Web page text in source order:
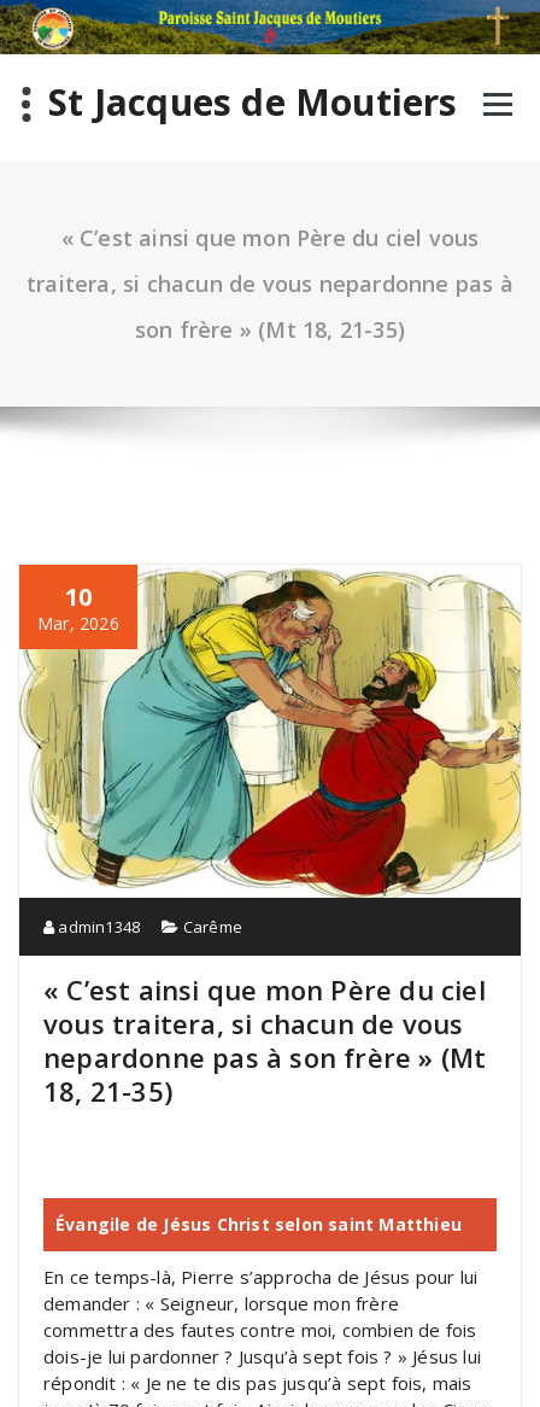
St Jacques de Moutiers
« C’est ainsi que mon Père du ciel vous
traitera, si chacun de vous nepardonne pas à
son frère » (Mt 18, 21-35)
10
Mar, 2026
admin1348 Carême
« C’est ainsi que mon Père du ciel
vous traitera, si chacun de vous
nepardonne pas à son frère » (Mt
18, 21-35)
Évangile de Jésus Christ selon saint Matthieu
En ce temps-là, Pierre s’approcha de Jésus pour lui
demander : « Seigneur, lorsque mon frère
commettra des fautes contre moi, combien de fois
dois-je lui pardonner ? Jusqu’à sept fois ? » Jésus lui
répondit : « Je ne te dis pas jusqu’à sept fois, mais